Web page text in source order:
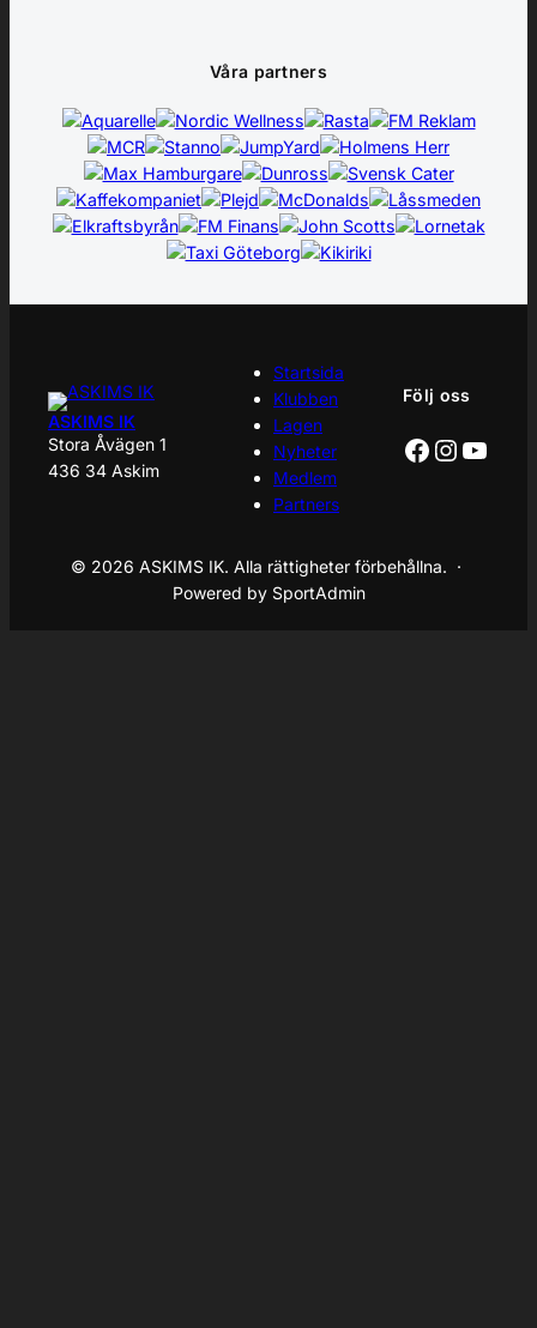
Våra partners
ASKIMS IK
Stora Åvägen 1
436 34 Askim
Startsida
Klubben
Lagen
Nyheter
Medlem
Partners
Följ oss
Facebook
© 2026 ASKIMS IK. Alla rättigheter förbehållna. ·
Powered by SportAdmin